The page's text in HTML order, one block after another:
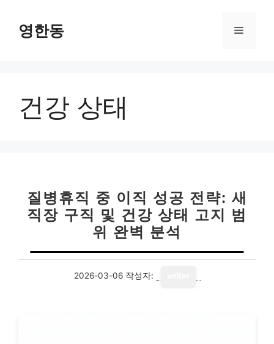
영한동 메
건강 상태
질병휴직 중 이직 성공 전략: 새
직장 구직 및 건강 상태 고지 범
위 완벽 분석
2026-03-06 작성자: